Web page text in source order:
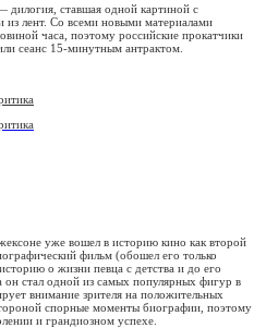
дилогия, ставшая одной картиной с
лент. Со всеми новыми материалами
часа, поэтому российские прокатчики
сеанс 15-минутным антрактом.
уже вошел в историю кино как второй
фильм (обошел его только
о жизни певца с детства и до его
он стал одной из самых популярных фигур в
внимание зрителя на положительных
спорные моменты биографии, поэтому
и грандиозном успехе.